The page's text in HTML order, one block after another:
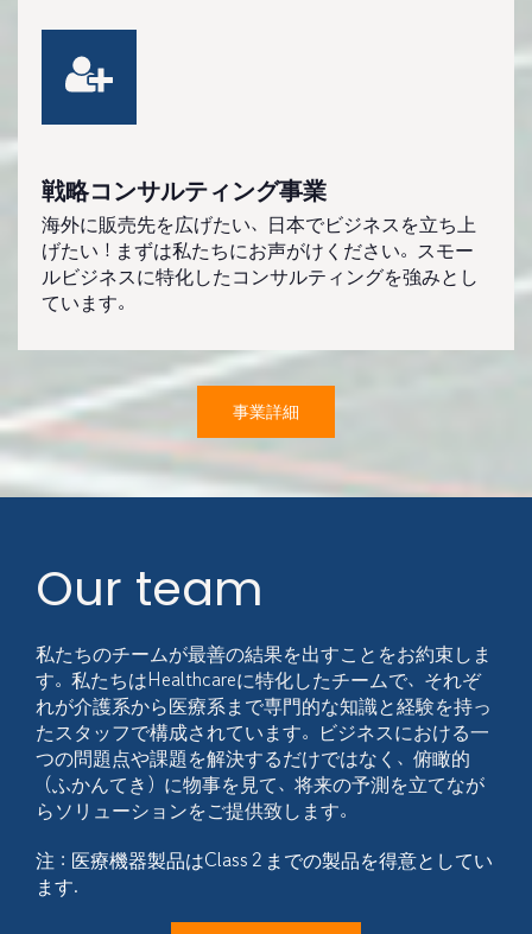
戦略コンサルティング事業
海外に販売先を広げたい、日本でビジネスを立ち上
げたい！まずは私たちにお声がけください。スモー
ルビジネスに特化したコンサルティングを強みとし
ています。
事業詳細
Our team
私たちのチームが最善の結果を出すことをお約束しま
す。私たちはHealthcareに特化したチームで、それぞ
れが介護系から医療系まで専門的な知識と経験を持っ
たスタッフで構成されています。ビジネスにおける一
つの問題点や課題を解決するだけではなく、俯瞰的
（ふかんてき）に物事を見て、将来の予測を立てなが
らソリューションをご提供致します。
注：医療機器製品はClass２までの製品を得意としてい
ます.